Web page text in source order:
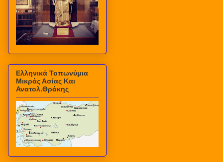
Ελληνικά Τοπωνύμια
Μικράς Ασίας Και
Ανατολ.Θράκης